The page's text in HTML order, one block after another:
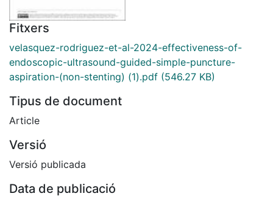
Fitxers
velasquez-rodriguez-et-al-2024-effectiveness-of-
endoscopic-ultrasound-guided-simple-puncture-
aspiration-(non-stenting) (1).pdf (546.27 KB)
Tipus de document
Article
Versió
Versió publicada
Data de publicació